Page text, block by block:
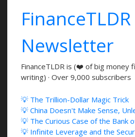
FinanceTLDR
Newsletter
FinanceTLDR is (❤️ of big money
writing) · Over 9,000 subscribers
💡 The Trillion-Dollar Magic Trick
💡 China Doesn't Make Sense,
💡 The Curious Case of the Bank
💡 Infinite Leverage and the